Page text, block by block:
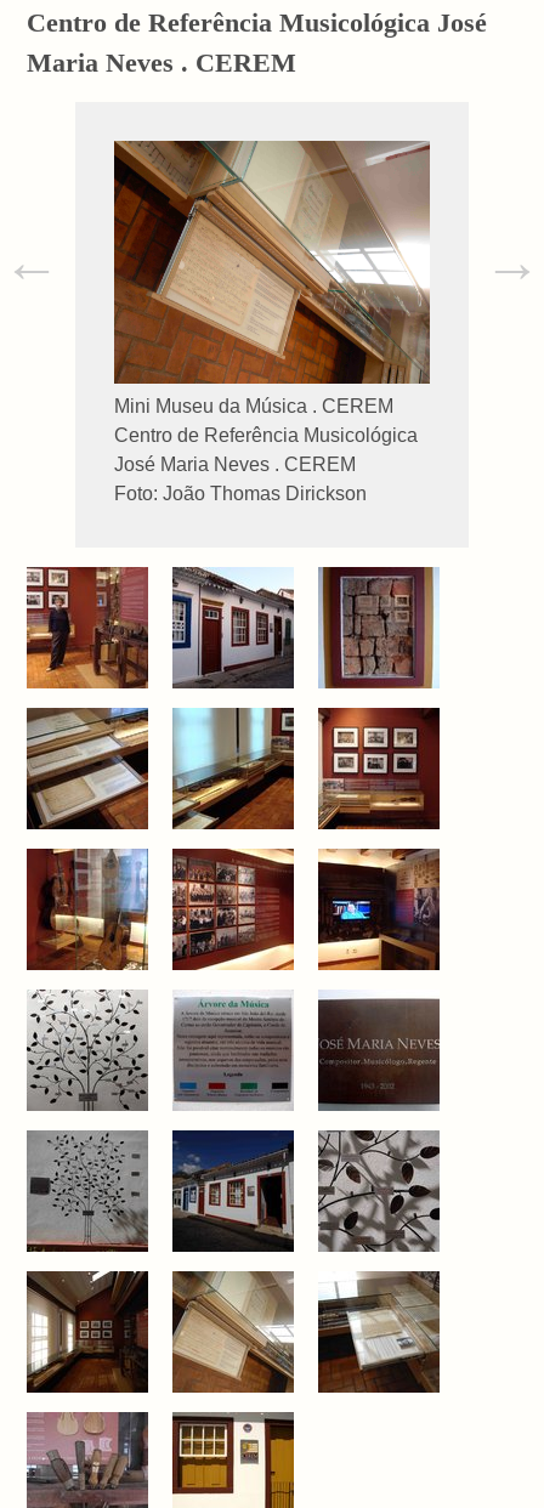
Centro de Referência Musicológica José
Maria Neves . CEREM
Mini Museu da Música . CEREM
Centro de Referência Musicológica
José Maria Neves . CEREM
Foto: João Thomas Dirickson
← →